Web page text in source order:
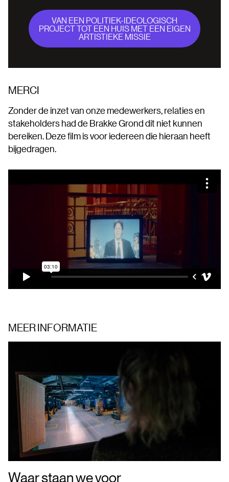
VAN EEN POLITIEK-IDEOLOGISCH
PROJECT TOT EEN HUIS MET EEN EIGEN
ARTISTIEKE MISSIE
MERCI
Zonder de inzet van onze medewerkers, relaties en
stakeholders had de Brakke Grond dit niet kunnen
bereiken. Deze film is voor iedereen die hieraan heeft
bijgedragen.
MEER INFORMATIE
Waar staan we voor